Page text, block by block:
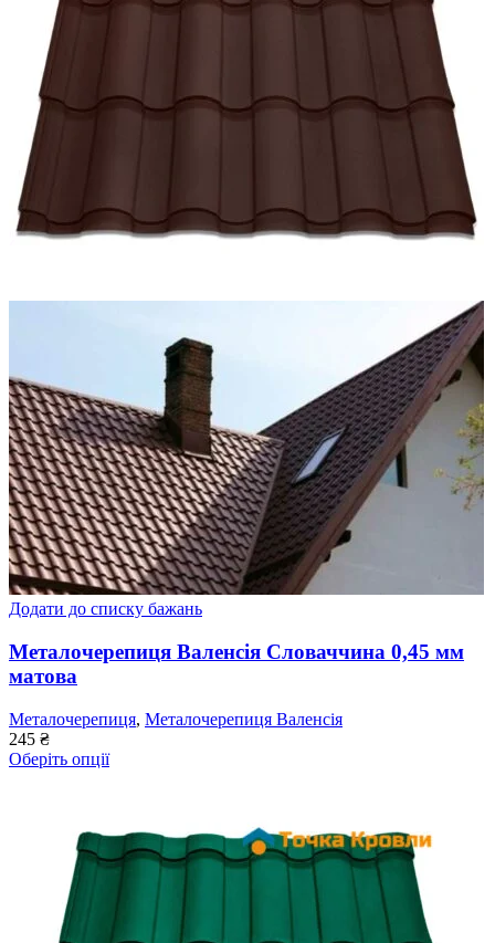
Додати до списку бажань
Металочерепиця Валенсія Словаччина 0,45 мм
матова
Металочерепиця, Металочерепиця Валенсія
245 ₴
Оберіть опції